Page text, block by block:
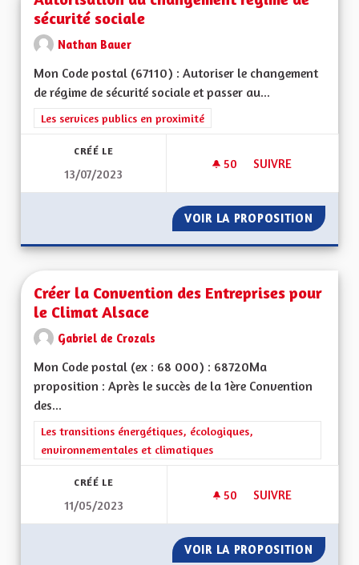
sécurité sociale
Nathan Bauer
Mon Code postal (67110) : Autoriser le changement
de régime de sécurité sociale et passer au...
Filtrer les résultats de la catégorie : Les services publics en
Les services publics en proximité
CRÉÉ LE
13/07/2023
50 50 ABONNÉS
SUIVRE
VOIR LA PROPOSITION
Créer la Convention des Entreprises pour
le Climat Alsace
Gabriel de Crozals
Mon Code postal (ex : 68 000) : 68720Ma
proposition : Après le succès de la 1ère Convention
des...
Filtrer les résultats de la catégorie : Les transitions
Les transitions énergétiques, écologiques,
environnementales et climatiques
CRÉÉ LE
11/05/2023
50 50 ABONNÉS
SUIVRE
VOIR LA PROPOSITION